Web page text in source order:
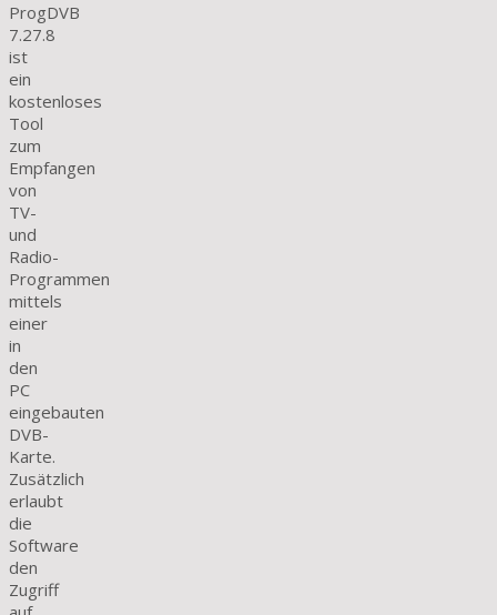
ProgDVB
7.27.8
ist
ein
kostenloses
Tool
zum
Empfangen
von
TV-
und
Radio-
Programmen
mittels
einer
in
den
PC
eingebauten
DVB-
Karte.
Zusätzlich
erlaubt
die
Software
den
Zugriff